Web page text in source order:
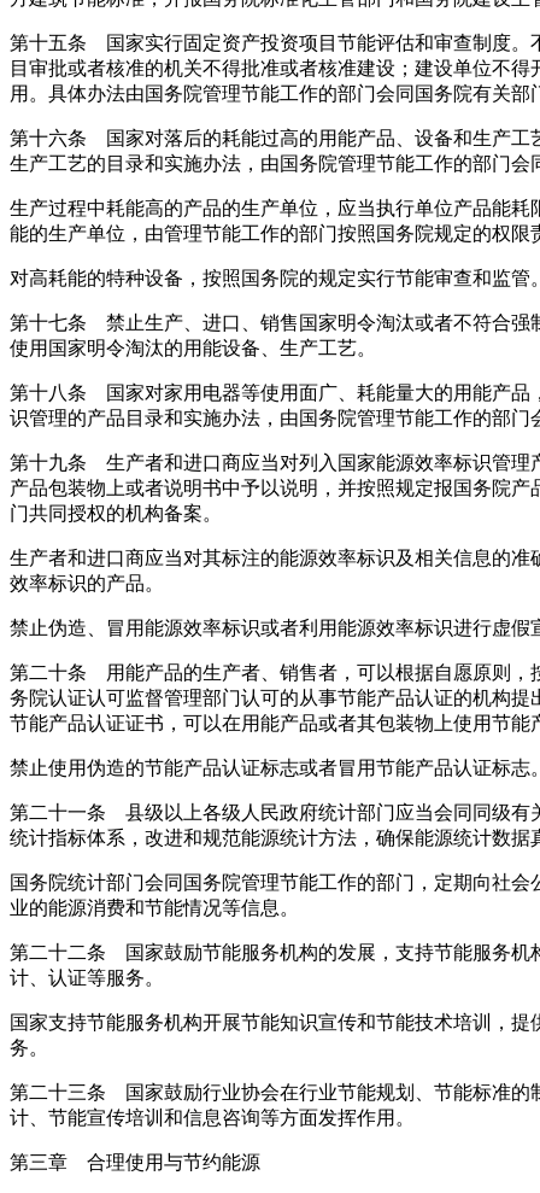
第十五条 国家实行固定资产投资项目节能评估和审查制度。
目审批或者核准的机关不得批准或者核准建设；建设单位不
用。具体办法由国务院管理节能工作的部门会同国务院有关部
第十六条 国家对落后的耗能过高的用能产品、设备和生产工
生产工艺的目录和实施办法，由国务院管理节能工作的部门会
生产过程中耗能高的产品的生产单位，应当执行单位产品能
能的生产单位，由管理节能工作的部门按照国务院规定的权限
对高耗能的特种设备，按照国务院的规定实行节能审查和监管
第十七条 禁止生产、进口、销售国家明令淘汰或者不符合强
使用国家明令淘汰的用能设备、生产工艺。
第十八条 国家对家用电器等使用面广、耗能量大的用能产品
识管理的产品目录和实施办法，由国务院管理节能工作的部
第十九条 生产者和进口商应当对列入国家能源效率标识管理
产品包装物上或者说明书中予以说明，并按照规定报国务院
门共同授权的机构备案。
生产者和进口商应当对其标注的能源效率标识及相关信息的
效率标识的产品。
禁止伪造、冒用能源效率标识或者利用能源效率标识进行虚假
第二十条 用能产品的生产者、销售者，可以根据自愿原则，
务院认证认可监督管理部门认可的从事节能产品认证的机构
节能产品认证证书，可以在用能产品或者其包装物上使用节能
禁止使用伪造的节能产品认证标志或者冒用节能产品认证标志
第二十一条 县级以上各级人民政府统计部门应当会同同级有
统计指标体系，改进和规范能源统计方法，确保能源统计数据
国务院统计部门会同国务院管理节能工作的部门，定期向社
业的能源消费和节能情况等信息。
第二十二条 国家鼓励节能服务机构的发展，支持节能服务机
计、认证等服务。
国家支持节能服务机构开展节能知识宣传和节能技术培训，
务。
第二十三条 国家鼓励行业协会在行业节能规划、节能标准的
计、节能宣传培训和信息咨询等方面发挥作用。
第三章 合理使用与节约能源